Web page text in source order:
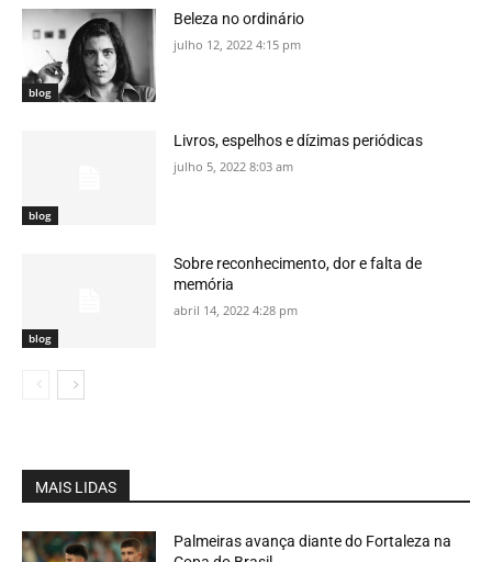
blog
Beleza no ordinário
julho 12, 2022 4:15 pm
blog
Livros, espelhos e dízimas periódicas
julho 5, 2022 8:03 am
blog
Sobre reconhecimento, dor e falta de
memória
abril 14, 2022 4:28 pm
MAIS LIDAS
Palmeiras avança diante do Fortaleza na